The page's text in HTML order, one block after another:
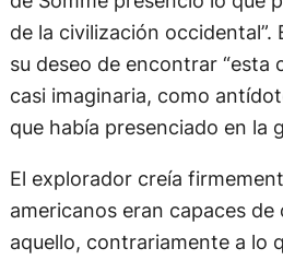
de la civilización occidental”.
su deseo de encontrar “esta
casi imaginaria, como
que había presenciado en la
El explorador creía
americanos eran capaces
aquello, contrariamente a lo